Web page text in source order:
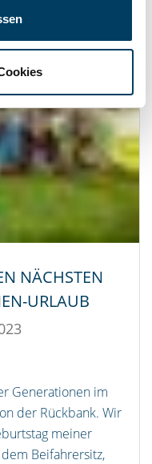
NÄCHSTEN
URLAUB
Generationen im
der Rückbank. Wir
meiner
Beifahrersitz,